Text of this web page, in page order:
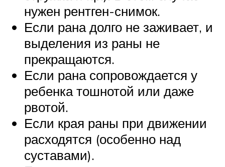
нужен рентген-снимок.
Если рана долго не заживает, и
выделения из раны не
прекращаются.
Если рана сопровождается у
ребенка тошнотой или даже
рвотой.
Если края раны при движении
расходятся (особенно над
суставами).